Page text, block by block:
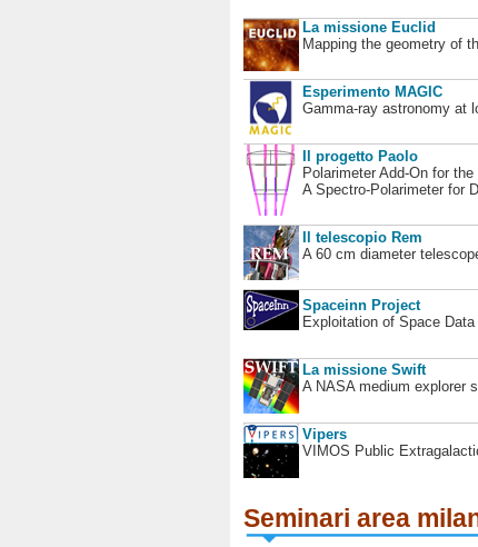
La missione Euclid
Mapping the geometry of
Esperimento MAGIC
Gamma-ray astronomy at
Il progetto Paolo
Polarimeter Add-On for
A Spectro-Polarimeter for
Il telescopio Rem
A 60 cm diameter
Spaceinn Project
Exploitation of Space
La missione Swift
A NASA medium explorer
Vipers
VIMOS Public
Seminari area